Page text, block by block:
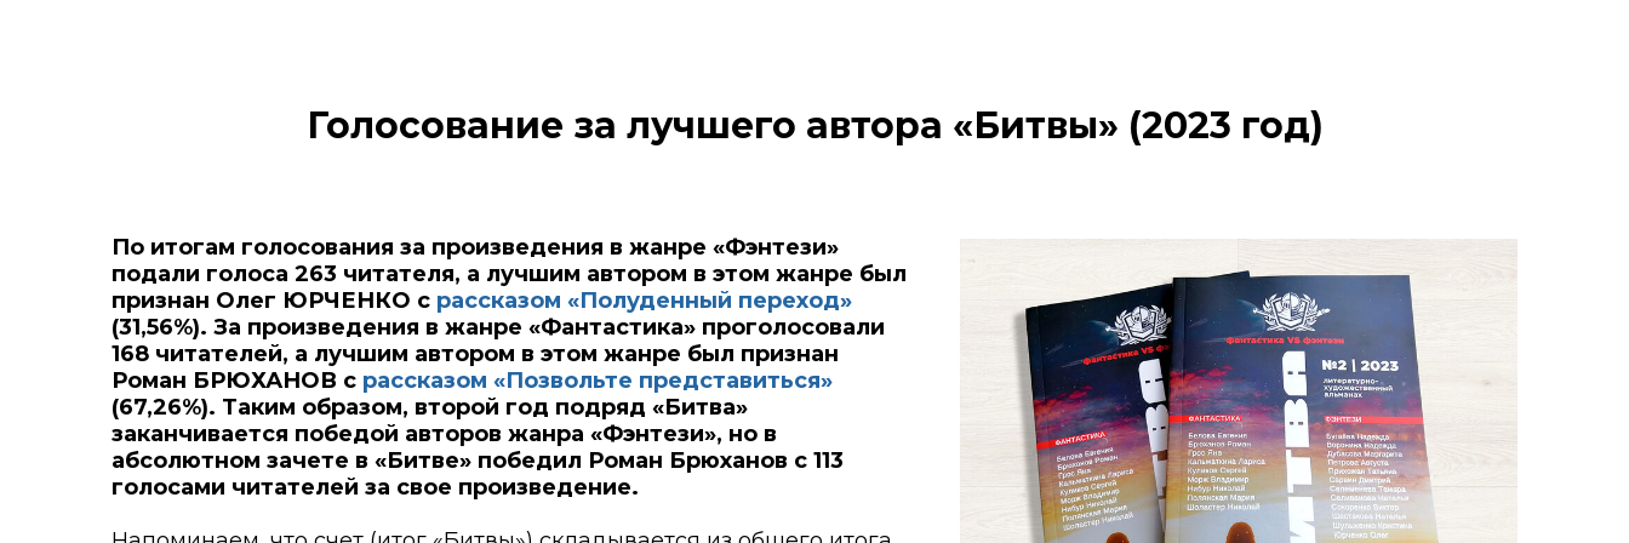
Голосование за лучшего автора «Битвы» (2023 год)
По итогам голосования за произведения в жанре «Фэнтези»
подали голоса 263 читателя, а лучшим автором в этом жанре был
признан Олег ЮРЧЕНКО с рассказом «Полуденный переход»
(31,56%). За произведения в жанре «Фантастика» проголосовали
168 читателей, а лучшим автором в этом жанре был признан
Роман БРЮХАНОВ с рассказом «Позвольте представиться»
(67,26%). Таким образом, второй год подряд «Битва»
заканчивается победой авторов жанра «Фэнтези», но в
абсолютном зачете в «Битве» победил Роман Брюханов с 113
голосами читателей за свое произведение.